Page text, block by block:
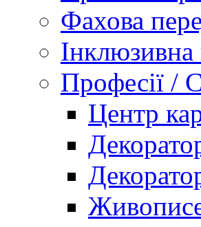
Фахова
Інклюзивна
Професії /
Центр